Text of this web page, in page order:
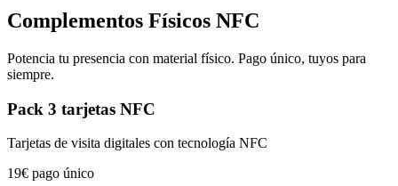
Complementos Físicos NFC
Potencia tu presencia con material físico. Pago único, tuyos para
siempre.
Pack 3 tarjetas NFC
Tarjetas de visita digitales con tecnología NFC
19€ pago único